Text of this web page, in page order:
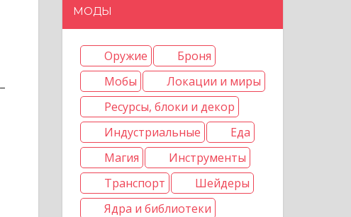
МОДЫ
Оружие
Броня
Мобы
Локации и миры
Ресурсы, блоки и декор
Индустриальные
Еда
Магия
Инструменты
Транспорт
Шейдеры
Ядра и библиотеки